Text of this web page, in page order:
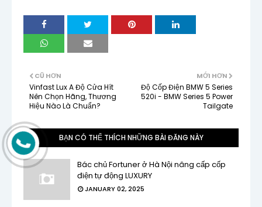
MỚI HƠN
Độ Cốp Điện BMW 5 Series
520i - BMW Series 5 Power
Tailgate
CŨ HƠN
Vinfast Lux A Độ Cửa Hít
Nên Chọn Hãng, Thương
Hiệu Nào Là Chuẩn?
BẠN CÓ THỂ THÍCH NHỮNG BÀI ĐĂNG NÀY
Bác chủ Fortuner ở Hà Nội nâng cấp cốp
điện tự động LUXURY
JANUARY 02, 2025